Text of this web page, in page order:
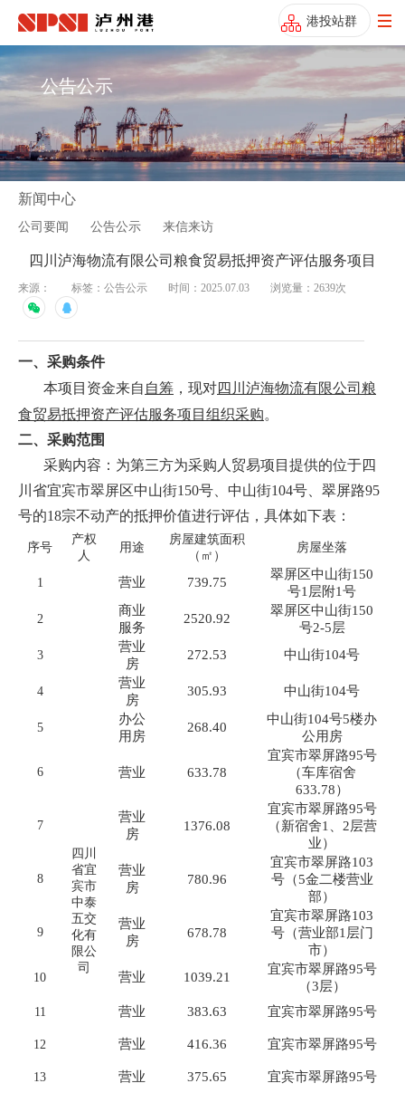
港投站群
公告公示
新闻中心
公司要闻 公告公示 来信来访
四川泸海物流有限公司粮食贸易抵押资产评估服务项目
来源： 标签：公告公示 时间：2025.07.03 浏览量：2639次
一、 采购条件
本项目资金来自 自筹 ，现对四川泸海物流有限公司粮
食贸易抵押资产评估服务项目组织采购。
二、 采购范围
采购内容：为第三方为采购人贸易项目提供的位于四
川省宜宾市翠屏区中山街150号、中山街104号、翠屏路95
号的18宗不动产的抵押价值进行评估，具体如下表：
序号
产权
人
用途
房屋建筑面积
（㎡）
房屋坐落
1
四川
省宜
宾市
中泰
五交
化有
限公
司
营业 739.75
翠屏区中山街150
号1层附1号
2
商业
服务
2520.92
翠屏区中山街150
号2-5层
3
营业
房
272.53 中山街104号
4
营业
房
305.93 中山街104号
5
办公
用房
268.40
中山街104号5楼办
公用房
6 营业 633.78
宜宾市翠屏路95号
（车库宿舍
633.78）
7
营业
房
1376.08
宜宾市翠屏路95号
（新宿舍1、2层营
业）
8
营业
房
780.96
宜宾市翠屏路103
号（5金二楼营业
部）
9
营业
房
678.78
宜宾市翠屏路103
号（营业部1层门
市）
10 营业 1039.21
宜宾市翠屏路95号
（3层）
11 营业 383.63 宜宾市翠屏路95号
12 营业 416.36 宜宾市翠屏路95号
13 营业 375.65 宜宾市翠屏路95号